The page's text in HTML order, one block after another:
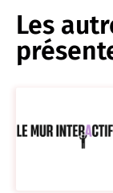
Les